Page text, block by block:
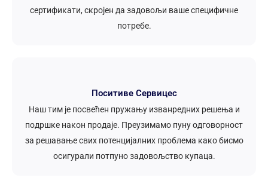
сертификати, скројен да задовољи ваше специфичне
потребе.
Поситиве Сервицес
Наш тим је посвећен пружању изванредних решења и
подршке након продаје. Преузимамо пуну одговорност
за решавање свих потенцијалних проблема како бисмо
осигурали потпуно задовољство купаца.